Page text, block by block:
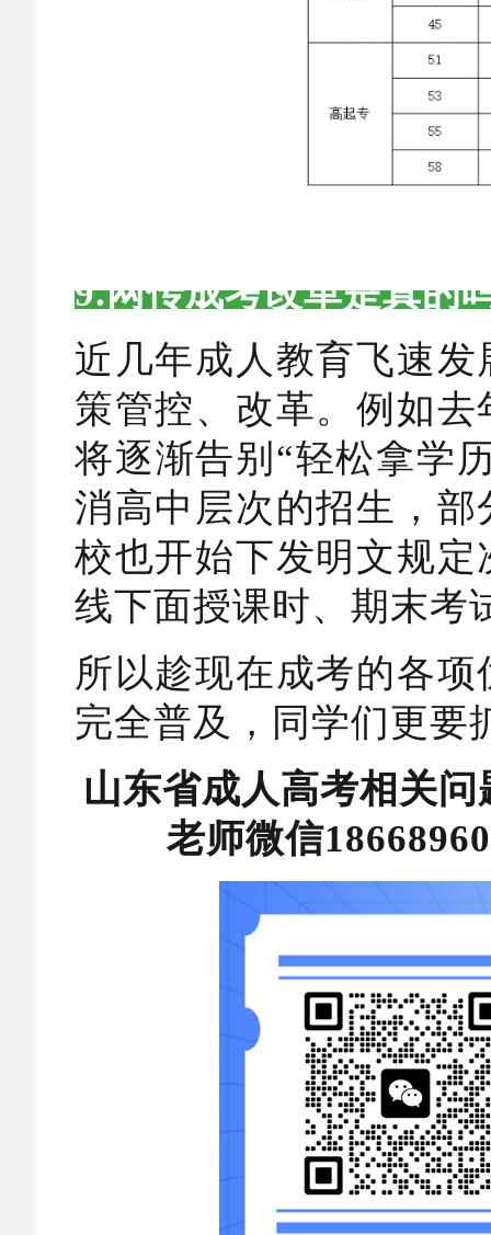
9.网传成考改革是真的
近几年成人教育飞速
策管控、改革。例如
将逐渐告别“轻松拿学
消高中层次的招生，
校也开始下发明文规
线下面授课时、期末考
所以趁现在成考的各
完全普及，同学们更要
山东省成人高考相关
老师微信